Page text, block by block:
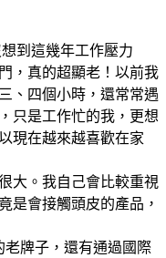
到這幾年工作壓力
，真的超顯老！以前我
、四個小時，還常常遇
只是工作忙的我，更想
現在越來越喜歡在家
大。我自己會比較重視
是會接觸頭皮的產品，
老牌子，還有通過國際